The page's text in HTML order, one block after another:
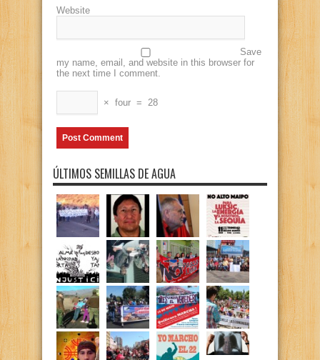
Website
Save
my name, email, and website in this browser for
the next time I comment.
× four = 28
ÚLTIMOS SEMILLAS DE AGUA